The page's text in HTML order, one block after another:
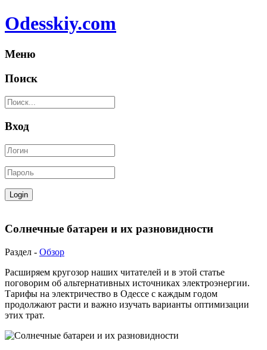
Odesskiy.com
Меню
Поиск
Вход
Cолнечные батареи и их разновидности
Раздел - Обзор
Расширяем кругозор наших читателей и в этой статье
поговорим об альтернативных источниках электроэнергии.
Тарифы на электричество в Одессе с каждым годом
продолжают расти и важно изучать варианты оптимизации
этих трат.